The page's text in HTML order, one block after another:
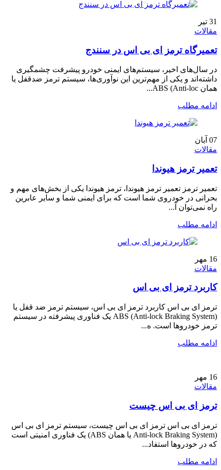
31 تیر
مقالات
تعمیرگاه ترمز ای بی اس در سنندج
در سال‌های اخیر، سیستم‌های ایمنی خودرو پیشرفت چشمگیری
داشته‌اند و یکی از مهم‌ترین این نوآوری‌ها، سیستم ترمز ضدقفل یا
همان ABS (Anti-loc...
ادامه مطلب
07 آبان
مقالات
تعمیر ترمز هیوندا
تعمیر ترمز تعمیر ترمز هیوندا، ترمز هیوندا یکی از بخش‌های مهم و
بحرانی در خودروی شما است که برای ایمنی شما و سایر عابرین
راه نمی‌توان آ...
ادامه مطلب
16 مهر
مقالات
کاربرد ترمز ای بی اس
ترمز ای بی اس کاربرد ترمز ای بی اس، سیستم ترمز ضد قفل یا
ABS (Anti-lock Braking System) یک فناوری پیشرفته در سیستم
ترمز خودروها است. ه...
ادامه مطلب
16 مهر
مقالات
ترمز ای بی اس چیست
ترمز ای بی اس ترمز ای بی اس چیست، سیستم ترمز ای بی اس
(Anti-lock Braking System یا همان ABS) یک فناوری امنیتی است
که در خودروها استفاد...
ادامه مطلب